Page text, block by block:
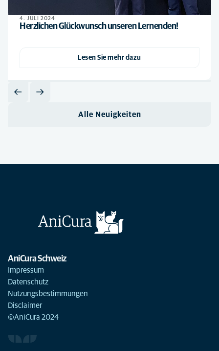
4. JULI 2024
Herzlichen Glückwunsch unseren Lernenden!
Lesen Sie mehr dazu
Alle Neuigkeiten
AniCura Schweiz
Impressum
Datenschutz
Nutzungsbestimmungen
Disclaimer
©AniCura 2024